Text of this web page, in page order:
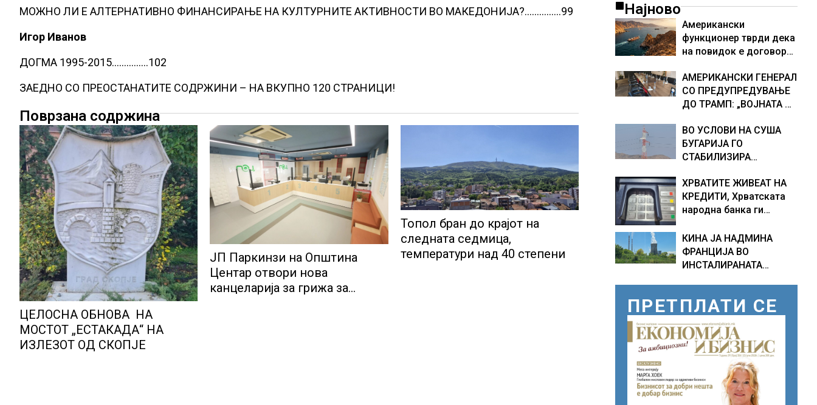
МОЖНО ЛИ Е АЛТЕРНАТИВНО ФИНАНСИРАЊЕ НА КУЛТУРНИТЕ АКТИВНОСТИ ВО МАКЕДОНИЈА?……………99
Игор Иванов
ДОГМА 1995-2015……………102
ЗАЕДНО СО ПРЕОСТАНАТИТЕ СОДРЖИНИ – НА ВКУПНО 120 СТРАНИЦИ!
Поврзана содржина
ЦЕЛОСНА ОБНОВА НА
МОСТОТ „ЕСТАКАДА“ НА
ИЗЛЕЗОТ ОД СКОПЈЕ
ЈП Паркинзи на Општина
Центар отвори нова
канцеларија за грижа за
Топол бран до крајот на
следната седмица,
температури над 40 степени
Најново
Американски
функционер тврди дека
на повидок е договор
АМЕРИКАНСКИ ГЕНЕРАЛ
СО ПРЕДУПРЕДУВАЊЕ
ДО ТРАМП: „ВОЈНАТА НЕ
ВО УСЛОВИ НА СУША
БУГАРИЈА ГО
СТАБИЛИЗИРА
ЕНЕРГЕТСКИ СИСТЕМ,
како Бугарија стана
балкански шампион во
од батерии
ХРВАТИТЕ ЖИВЕАТ НА
КРЕДИТИ, Хрватската
народна банка ги
кредитирање и
предупредува на
зголемени ризици во
КИНА ЈА НАДМИНА
ФРАНЦИЈА ВО
ИНСТАЛИРАНАТА
ЦЕНТРАЛИ
ПРЕТПЛАТИ СЕ